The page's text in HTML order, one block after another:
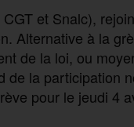
et Snalc),
Alternative à la
de la loi, ou
de la participation
pour le jeudi 4